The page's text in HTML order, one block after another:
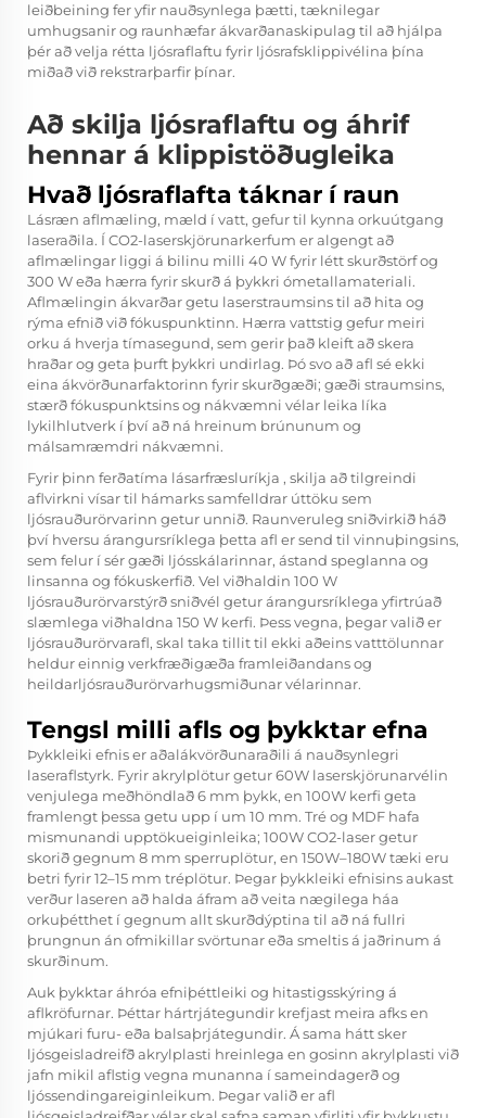
leiðbeining fer yfir nauðsynlega þætti, tæknilegar
umhugsanir og raunhæfar ákvarðanaskipulag til að hjálpa
þér að velja rétta ljósraflaftu fyrir ljósrafsklippivélina þína
miðað við rekstrarþarfir þínar.
Að skilja ljósraflaftu og áhrif
hennar á klippistöðugleika
Hvað ljósraflafta táknar í raun
Lásræn aflmæling, mæld í vatt, gefur til kynna orkuútgang
laseraðila. Í CO2-laserskjörunarkerfum er algengt að
aflmælingar liggi á bilinu milli 40 W fyrir létt skurðstörf og
300 W eða hærra fyrir skurð á þykkri ómetallamateriali.
Aflmælingin ákvarðar getu laserstraumsins til að hita og
rýma efnið við fókuspunktinn. Hærra vattstig gefur meiri
orku á hverja tímasegund, sem gerir það kleift að skera
hraðar og geta þurft þykkri undirlag. Þó svo að afl sé ekki
eina ákvörðunarfaktorinn fyrir skurðgæði; gæði straumsins,
stærð fókuspunktsins og nákvæmni vélar leika líka
lykilhlutverk í því að ná hreinum brúnunum og
málsamræmdri nákvæmni.
Fyrir þinn ferðatíma lásarfræsluríkja , skilja að tilgreindi
aflvirkni vísar til hámarks samfelldrar úttöku sem
ljósrauðurörvarinn getur unnið. Raunveruleg sniðvirkið háð
því hversu árangursríklega þetta afl er send til vinnuþingsins,
sem felur í sér gæði ljósskálarinnar, ástand speglanna og
linsanna og fókuskerfið. Vel viðhaldin 100 W
ljósrauðurörvarstýrð sniðvél getur árangursríklega yfirtrúað
slæmlega viðhaldna 150 W kerfi. Þess vegna, þegar valið er
ljósrauðurörvarafl, skal taka tillit til ekki aðeins vatttölunnar
heldur einnig verkfræðigæða framleiðandans og
heildarljósrauðurörvarhugsmiðunar vélarinnar.
Tengsl milli afls og þykktar efna
Þykkleiki efnis er aðalákvörðunaraðili á nauðsynlegri
laseraflstyrk. Fyrir akrylplötur getur 60W laserskjörunarvélin
venjulega meðhöndlað 6 mm þykk, en 100W kerfi geta
framlengt þessa getu upp í um 10 mm. Tré og MDF hafa
mismunandi upptökueiginleika; 100W CO2-laser getur
skorið gegnum 8 mm sperruplötur, en 150W–180W tæki eru
betri fyrir 12–15 mm tréplötur. Þegar þykkleiki efnisins aukast
verður laseren að halda áfram að veita nægilega háa
orkuþétthet í gegnum allt skurðdýptina til að ná fullri
þrungnun án ofmikillar svörtunar eða smeltis á jaðrinum á
skurðinum.
Auk þykktar áhróa efniþéttleiki og hitastigsskýring á
aflkröfurnar. Þéttar hártrjátegundir krefjast meira afks en
mjúkari furu- eða balsaþrjátegundir. Á sama hátt sker
ljósgeisladreifð akrylplasti hreinlega en gosinn akrylplasti við
jafn mikil aflstig vegna munanna í sameindagerð og
ljóssendingareiginleikum. Þegar valið er afl